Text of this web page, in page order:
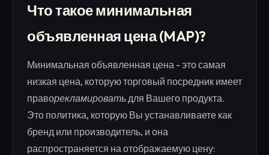
Что такое минимальная
объявленная цена (MAP)?
Минимальная объявленная цена - это самая
низкая цена, которую торговый посредник имеет
праворекламировать для Вашего продукта.
Это политика, которую Вы устанавливаете как
бренд или производитель, и она
распространяется на отображаемую цену: